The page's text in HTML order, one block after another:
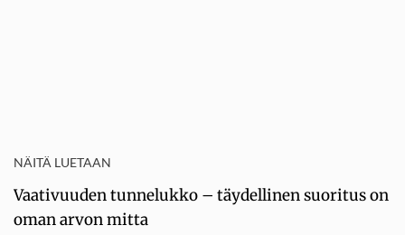
NÄITÄ LUETAAN
Vaativuuden tunnelukko – täydellinen suoritus on
oman arvon mitta